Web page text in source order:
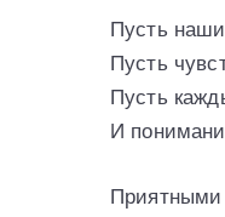
Пусть
Пусть
Пусть
И
Приятными